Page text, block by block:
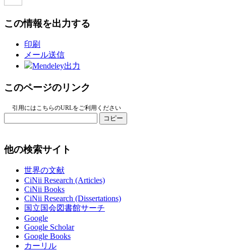
この情報を出力する
印刷
メール送信
Mendeley出力
このページのリンク
引用にはこちらのURLをご利用ください
コピー
他の検索サイト
世界の文献
CiNii Research (Articles)
CiNii Books
CiNii Research (Dissertations)
国立国会図書館サーチ
Google
Google Scholar
Google Books
カーリル